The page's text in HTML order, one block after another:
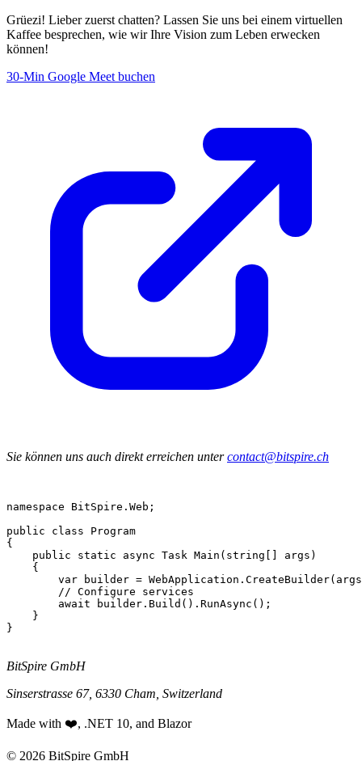
Grüezi! Lieber zuerst chatten? Lassen Sie uns bei einem virtuellen
Kaffee besprechen, wie wir Ihre Vision zum Leben erwecken
können!
30-Min Google Meet buchen
Sie können uns auch direkt erreichen untercontact@bitspire.ch
namespace BitSpire.Web;
public class
Program
{
public static async Task Main ( string [] args)
    {
var builder = WebApplication. CreateBuilder
// Configure services
await builder. Build (). RunAsync ();
    }
}
BitSpire GmbH
Sinserstrasse 67, 6330 Cham, Switzerland
Made with ❤️, .NET 10, and Blazor
© 2026 BitSpire GmbH